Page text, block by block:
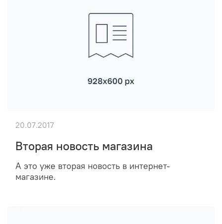
Вторая новость магазина
А это уже вторая новость в интернет-
магазине.
20.07.2017